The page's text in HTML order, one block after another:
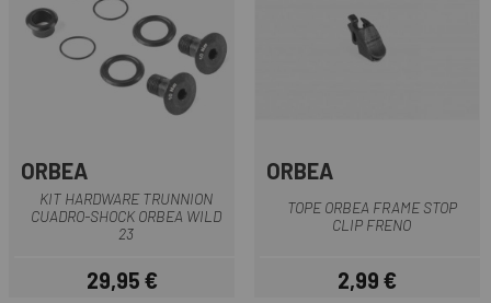
ORBEA
KIT HARDWARE TRUNNION
CUADRO-SHOCK ORBEA WILD
23
Precio
29,95 €
ORBEA
TOPE ORBEA FRAME STOP
CLIP FRENO
Precio
2,99 €